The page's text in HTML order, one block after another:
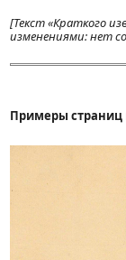
[Текст «Краткого
изменениями: нет
Примеры страниц